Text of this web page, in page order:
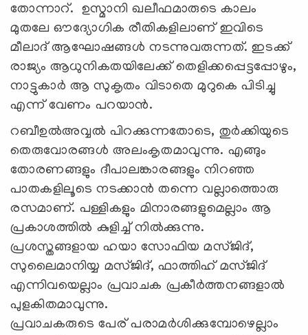
തോന്നാറ്. ഉസ്മാനി ഖലീഫമാരുടെ കാലം
മുതലേ ഔദ്യോഗിക രീതികളിലാണ് ഇവിടെ
മീലാദ് ആഘോഷങ്ങള്‍ നടന്നുവരുന്നത്. ഇടക്ക്
രാജ്യം ആധുനികതയിലേക്ക് തെളിക്കപ്പെട്ടപ്പോഴും,
നാട്ടുകാര്‍ ആ സുകൃതം വിടാതെ മുറുകെ പിടിച്ചു
എന്ന് വേണം പറയാന്‍.
റബീഉല്‍അവ്വല്‍ പിറക്കുന്നതോടെ, തുര്‍ക്കിയുടെ
തെരുവോരങ്ങള്‍ അലംകൃതമാവുന്നു. എങ്ങും
തോരണങ്ങളും ദീപാലങ്കാരങ്ങളും നിറഞ്ഞ
പാതകളിലൂടെ നടക്കാന്‍ തന്നെ വല്ലാത്തൊരു
രസമാണ്. പള്ളികളും മിനാരങ്ങളുമെല്ലാം ആ
പ്രകാശത്തില്‍ കുളിച്ച് നില്‍ക്കുന്നു.
പ്രശസ്തങ്ങളായ ഹയാ സോഫിയ മസ്ജിദ്,
സുലൈമാനിയ്യ മസ്ജിദ്, ഫാത്തിഹ് മസ്ജിദ്
എന്നിവയെല്ലാം പ്രവാചക പ്രകീര്‍ത്തനങ്ങളാല്‍
പുളകിതമാവുന്നു.
പ്രവാചകരുടെ പേര് പരാമർശിക്കുമ്പോഴെല്ലാം